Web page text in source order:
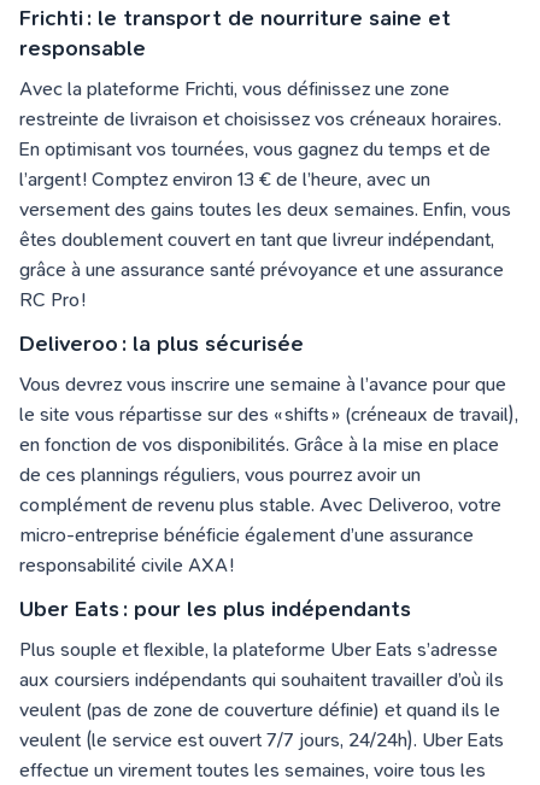
Frichti : le transport de nourriture saine et
responsable
Avec la plateforme Frichti, vous définissez une zone
restreinte de livraison et choisissez vos créneaux horaires.
En optimisant vos tournées, vous gagnez du temps et de
l’argent ! Comptez environ 13 € de l’heure, avec un
versement des gains toutes les deux semaines. Enfin, vous
êtes doublement couvert en tant que livreur indépendant,
grâce à une assurance santé prévoyance et une assurance
RC Pro !
Deliveroo : la plus sécurisée
Vous devrez vous inscrire une semaine à l’avance pour que
le site vous répartisse sur des « shifts » (créneaux de travail),
en fonction de vos disponibilités. Grâce à la mise en place
de ces plannings réguliers, vous pourrez avoir un
complément de revenu plus stable. Avec Deliveroo, votre
micro-entreprise bénéficie également d’une assurance
responsabilité civile AXA !
Uber Eats : pour les plus indépendants
Plus souple et flexible, la plateforme Uber Eats s’adresse
aux coursiers indépendants qui souhaitent travailler d’où ils
veulent (pas de zone de couverture définie) et quand ils le
veulent (le service est ouvert 7/7 jours, 24/24h). Uber Eats
effectue un virement toutes les semaines, voire tous les